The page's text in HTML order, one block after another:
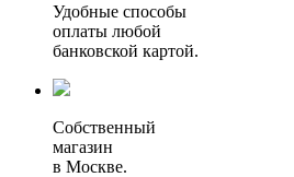
Удобные способы
оплаты любой
банковской картой.
Собственный
магазин
в Москве.